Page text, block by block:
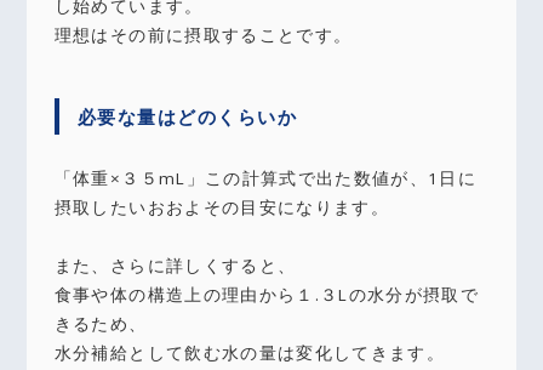
し始めています。
理想はその前に摂取することです。
必要な量はどのくらいか
「体重×３５mL」この計算式で出た数値が、1日に
摂取したいおおよその目安になります。
また、さらに詳しくすると、
食事や体の構造上の理由から１.３Lの水分が摂取で
きるため、
水分補給として飲む水の量は変化してきます。